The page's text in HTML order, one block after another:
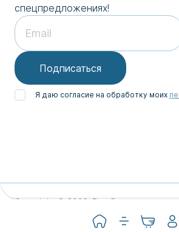
спецпредложениях!
Подписаться
Я даю согласие на обработку моих
Copyright © 2026. Без барьеров
Политика конфиденциальности